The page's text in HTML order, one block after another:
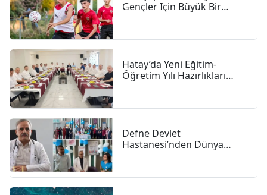
Gençler Için Büyük Bir
Hatay’da Yeni Eğitim-
Öğretim Yılı Hazırlıkları
Defne Devlet
Hastanesi’nden Dünya
En Güçlü Başlangıç"